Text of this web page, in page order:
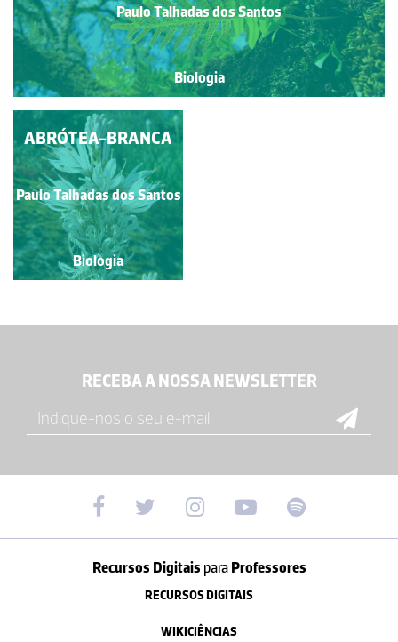
Paulo Talhadas dos Santos
Biologia
ABRÓTEA-BRANCA
Paulo Talhadas dos Santos
Biologia
RECEBA A NOSSA NEWSLETTER
Recursos Digitais paraProfessores
RECURSOS DIGITAIS
WIKICIÊNCIAS